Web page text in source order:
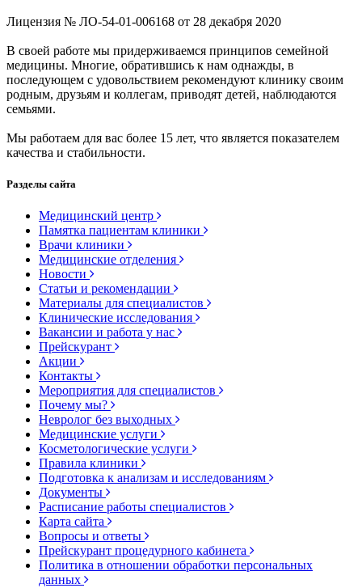
Лицензия № ЛО-54-01-006168 от 28 декабря 2020
В своей работе мы придерживаемся принципов семейной
медицины. Многие, обратившись к нам однажды, в
последующем с удовольствием рекомендуют клинику своим
родным, друзьям и коллегам, приводят детей, наблюдаются
семьями.
Мы работаем для вас более 15 лет, что является показателем
качества и стабильности.
Разделы сайта
Медицинский центр
Памятка пациентам клиники
Врачи клиники
Медицинские отделения
Новости
Статьи и рекомендации
Материалы для специалистов
Клинические исследования
Вакансии и работа у нас
Прейскурант
Акции
Контакты
Мероприятия для специалистов
Почему мы?
Невролог без выходных
Медицинские услуги
Косметологические услуги
Правила клиники
Подготовка к анализам и исследованиям
Документы
Расписание работы специалистов
Карта сайта
Вопросы и ответы
Прейскурант процедурного кабинета
Политика в отношении обработки персональных
данных